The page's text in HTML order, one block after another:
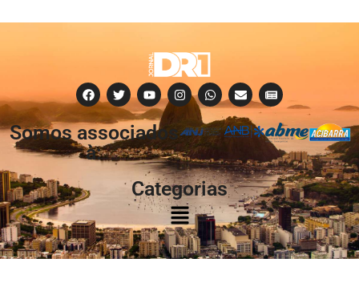
Somos associados
à:
Categorias